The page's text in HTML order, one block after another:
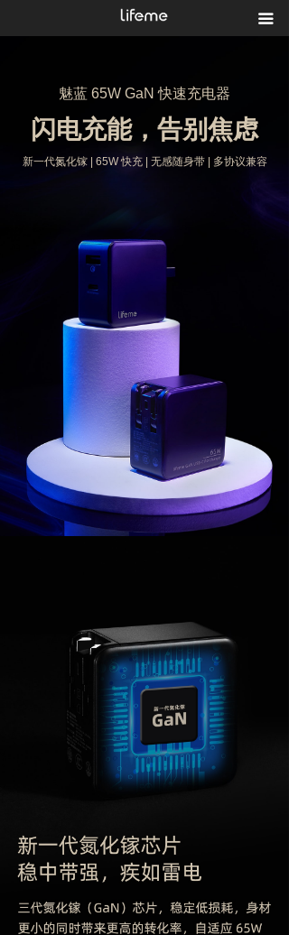
끀
魅蓝 65W GaN 快速充电器
闪电充能，告别焦虑
新一代氮化镓 | 65W 快充 | 无感随身带 | 多协议兼容